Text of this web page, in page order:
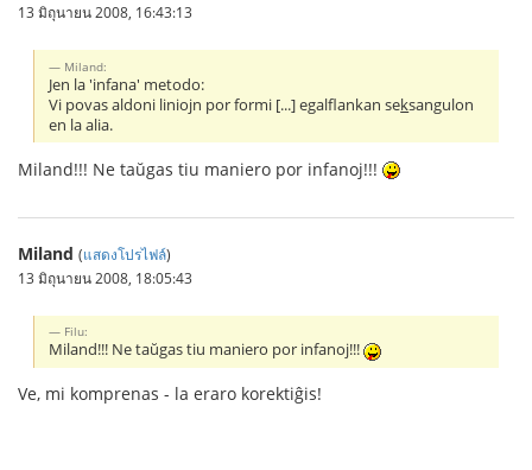
13 มิถุนายน 2008, 16:43:13
Miland:
Jen la 'infana' metodo:
Vi povas aldoni liniojn por formi [...] egalflankan seksangulon
en la alia.
Miland!!! Ne taŭgas tiu maniero por infanoj!!!
Miland (แสดงโปรไฟล์)
13 มิถุนายน 2008, 18:05:43
Filu:
Miland!!! Ne taŭgas tiu maniero por infanoj!!!
Ve, mi komprenas - la eraro korektiĝis!